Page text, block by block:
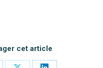
cet article